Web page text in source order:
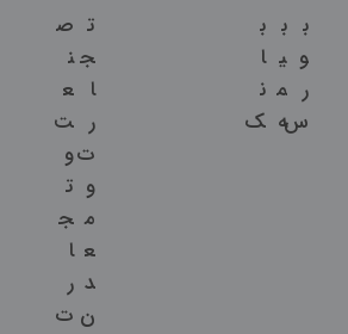
ب
و
ر
س
ب
ی
م
ه
ب
ا
ن
ک
ت
ج
ا
ر
ت
و
م
ع
د
ن
ص
ن
ع
ت
و
ت
ج
ا
ر
ت